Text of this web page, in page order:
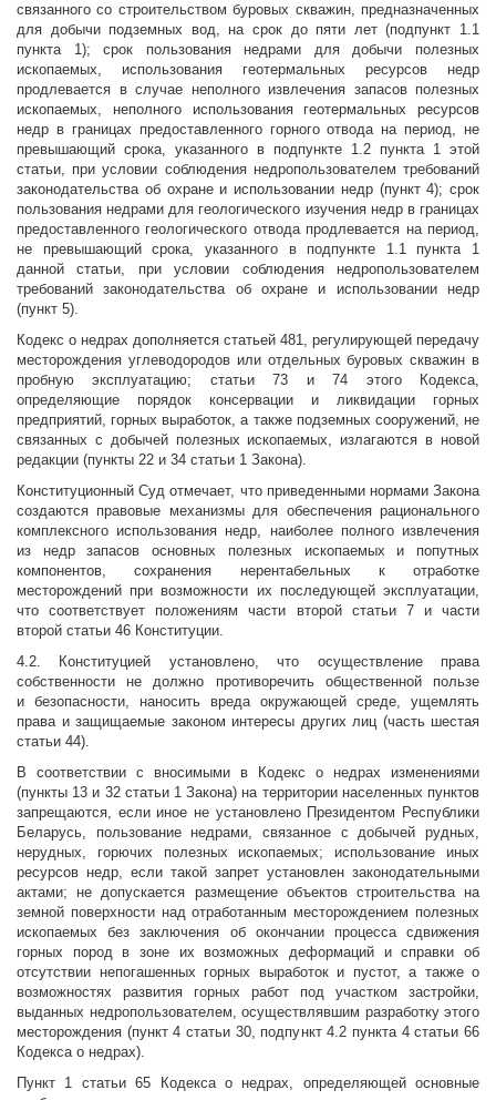
связанного со строительством буровых скважин, предназначенных
для добычи подземных вод, на срок до пяти лет (подпункт 1.1
пункта 1); срок пользования недрами для добычи полезных
ископаемых, использования геотермальных ресурсов недр
продлевается в случае неполного извлечения запасов полезных
ископаемых, неполного использования геотермальных ресурсов
недр в границах предоставленного горного отвода на период, не
превышающий срока, указанного в подпункте 1.2 пункта 1 этой
статьи, при условии соблюдения недропользователем требований
законодательства об охране и использовании недр (пункт 4); срок
пользования недрами для геологического изучения недр в границах
предоставленного геологического отвода продлевается на период,
не превышающий срока, указанного в подпункте 1.1 пункта 1
данной статьи, при условии соблюдения недропользователем
требований законодательства об охране и использовании недр
(пункт 5).
Кодекс о недрах дополняется статьей 481, регулирующей передачу
месторождения углеводородов или отдельных буровых скважин в
пробную эксплуатацию; статьи 73 и 74 этого Кодекса,
определяющие порядок консервации и ликвидации горных
предприятий, горных выработок, а также подземных сооружений, не
связанных с добычей полезных ископаемых, излагаются в новой
редакции (пункты 22 и 34 статьи 1 Закона).
Конституционный Суд отмечает, что приведенными нормами Закона
создаются правовые механизмы для обеспечения рационального
комплексного использования недр, наиболее полного извлечения
из недр запасов основных полезных ископаемых и попутных
компонентов, сохранения нерентабельных к отработке
месторождений при возможности их последующей эксплуатации,
что соответствует положениям части второй статьи 7 и части
второй статьи 46 Конституции.
4.2. Конституцией установлено, что осуществление права
собственности не должно противоречить общественной пользе
и безопасности, наносить вреда окружающей среде, ущемлять
права и защищаемые законом интересы других лиц (часть шестая
статьи 44).
В соответствии с вносимыми в Кодекс о недрах изменениями
(пункты 13 и 32 статьи 1 Закона) на территории населенных пунктов
запрещаются, если иное не установлено Президентом Республики
Беларусь, пользование недрами, связанное с добычей рудных,
нерудных, горючих полезных ископаемых; использование иных
ресурсов недр, если такой запрет установлен законодательными
актами; не допускается размещение объектов строительства на
земной поверхности над отработанным месторождением полезных
ископаемых без заключения об окончании процесса сдвижения
горных пород в зоне их возможных деформаций и справки об
отсутствии непогашенных горных выработок и пустот, а также о
возможностях развития горных работ под участком застройки,
выданных недропользователем, осуществлявшим разработку этого
месторождения (пункт 4 статьи 30, подпункт 4.2 пункта 4 статьи 66
Кодекса о недрах).
Пункт 1 статьи 65 Кодекса о недрах, определяющей основные